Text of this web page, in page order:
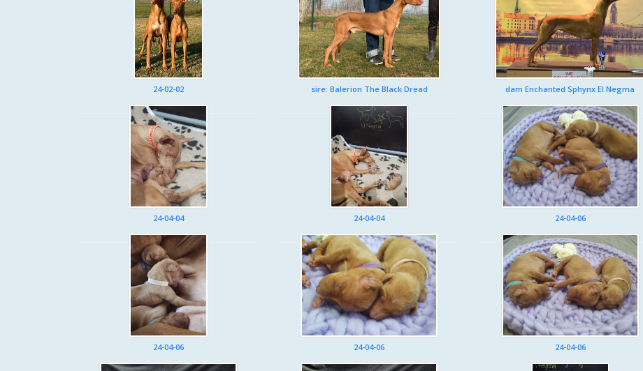
24-02-02 sire: Balerion The Black Dread dam Enchanted Sphynx El Negma
24-04-04 24-04-04 24-04-06
24-04-06 24-04-06 24-04-06